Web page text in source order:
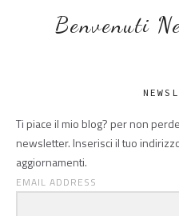
Benvenuti
Ti piace il mio blog? per non
newsletter. Inserisci il tuo
aggiornamenti.
EMAIL ADDRESS